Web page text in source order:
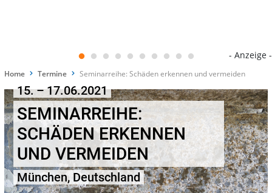
- Anzeige -
Home Termine Seminarreihe: Schäden erkennen und vermeiden
15. – 17.06.2021
SEMINARREIHE:
SCHÄDEN ERKENNEN
UND VERMEIDEN
München, Deutschland